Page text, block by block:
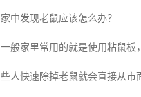
家中发现老鼠应该怎么办？
一般家里常用的就是使用粘鼠板
些人快速除掉老鼠就会直接从市